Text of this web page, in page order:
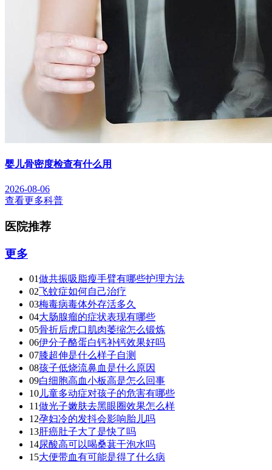
婴儿骨密度检查有什么用
2026-08-06
查看更多科普
医院推荐
更多
01做共振吸脂瘦手臂有哪些护理方法
02飞蚊症如何自己治疗
03梅毒病毒体外存活多久
04大肠腺瘤的症状表现有哪些
05骨折后虎口肌肉萎缩怎么锻炼
06伊分子酪蛋白钙补钙效果好吗
07膝超伸是什么样子自测
08孩子低烧流鼻血是什么原因
09白细胞高血小板高是怎么回事
10 儿童多动症对孩子的危害有哪些
11做光子嫩肤去黑眼圈效果怎么样
12孕妇冷的发抖会影响胎儿吗
13肝癌肚子大了是快了吗
14尿酸高可以喝桑葚干泡水吗
15大便带血有可能是得了什么病